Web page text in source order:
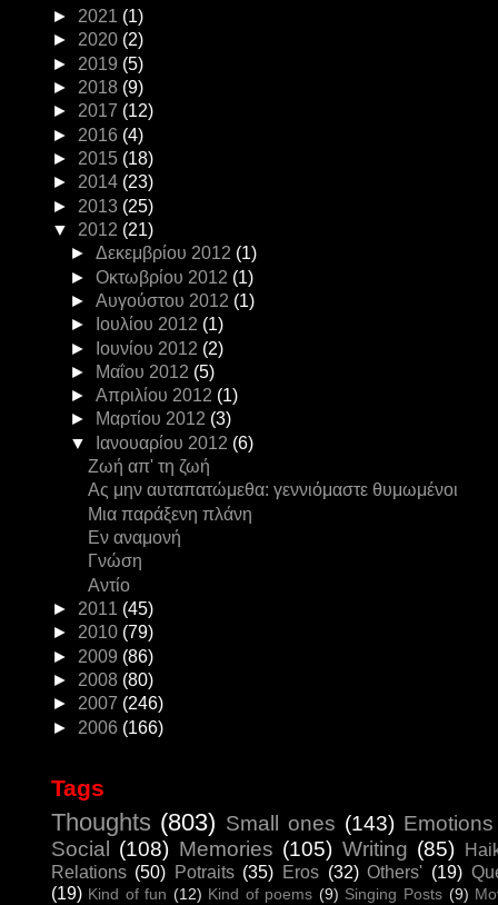
► 2021 (1)
► 2020 (2)
► 2019 (5)
► 2018 (9)
► 2017 (12)
► 2016 (4)
► 2015 (18)
► 2014 (23)
► 2013 (25)
▼ 2012 (21)
► Δεκεμβρίου 2012 (1)
► Οκτωβρίου 2012 (1)
► Αυγούστου 2012 (1)
►
Ιουλίου 2012 (1)
►
Ιουνίου 2012 (2)
►
Μαΐου 2012 (5)
► Απριλίου 2012 (1)
►
Μαρτίου 2012 (3)
▼
Ιανουαρίου 2012 (6)
Ζωή απ' τη ζωή
Ας μην αυταπατώμεθα: γεννιόμαστε θυμωμένοι
Μια παράξενη πλάνη
Εν αναμονή
Γνώση
Αντίο
► 2011 (45)
► 2010 (79)
► 2009 (86)
► 2008 (80)
► 2007 (246)
► 2006 (166)
Tags
Thoughts (803) Small ones (143) Emotions
Social
(108) Memories (105) Writing (85)
Relations (50) Potraits (35) Eros (32) Others' (19)
(19) Kind of fun (12) Kind of poems (9) Singing Posts (9)